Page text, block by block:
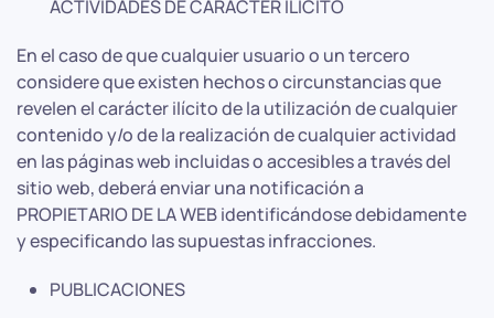
ACTIVIDADES DE CARÁCTER ILÍCITO
En el caso de que cualquier usuario o un tercero
considere que existen hechos o circunstancias que
revelen el carácter ilícito de la utilización de cualquier
contenido y/o de la realización de cualquier actividad
en las páginas web incluidas o accesibles a través del
sitio web, deberá enviar una notificación a
PROPIETARIO DE LA WEB identificándose debidamente
y especificando las supuestas infracciones.
PUBLICACIONES